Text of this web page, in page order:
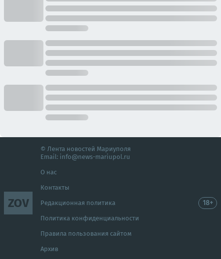
ZOV
© Лента новостей Мариуполя
Email: info@news-mariupol.ru
О нас
Контакты
Редакционная политика
Политика конфиденциальности
Правила пользования сайтом
Архив
18+